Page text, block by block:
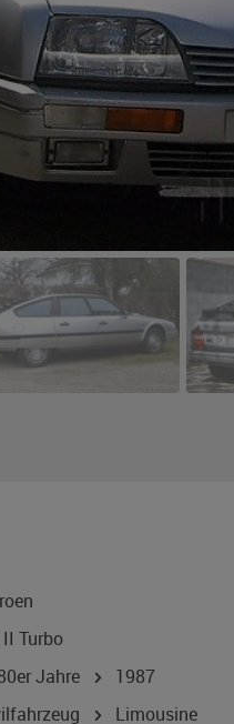
II Turbo
Jahre
1987
Limousine